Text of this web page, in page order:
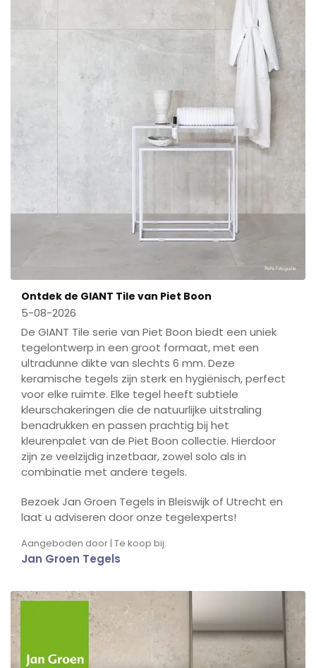
Ontdek de GIANT Tile van Piet Boon
5-08-2026
De GIANT Tile serie van Piet Boon biedt een uniek
tegelontwerp in een groot formaat, met een
ultradunne dikte van slechts 6 mm. Deze
keramische tegels zijn sterk en hygiënisch, perfect
voor elke ruimte. Elke tegel heeft subtiele
kleurschakeringen die de natuurlijke uitstraling
benadrukken en passen prachtig bij het
kleurenpalet van de Piet Boon collectie. Hierdoor
zijn ze veelzijdig inzetbaar, zowel solo als in
combinatie met andere tegels.
Bezoek Jan Groen Tegels in Bleiswijk of Utrecht en
laat u adviseren door onze tegelexperts!
Aangeboden door | Te koop bij:
Jan Groen Tegels